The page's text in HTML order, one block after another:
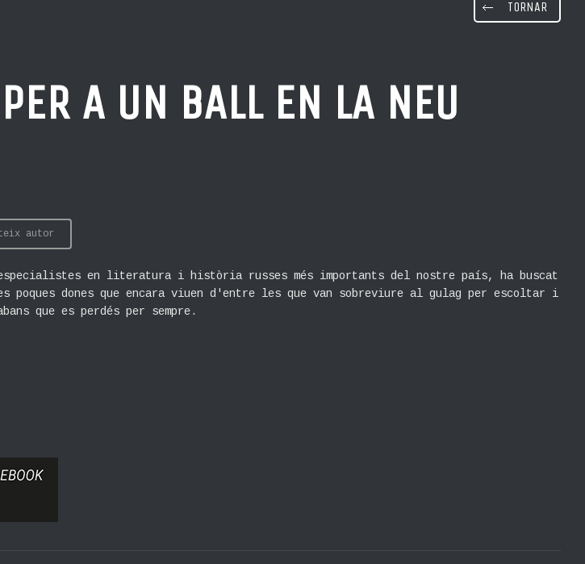
TORNAR
A UN BALL EN LA NEU
autor
especialistes en literatura i història russes més importants del nostre país, ha buscat
poques dones que encara viuen d'entre les que van sobreviure al gulag per escoltar i
que es perdés per sempre.